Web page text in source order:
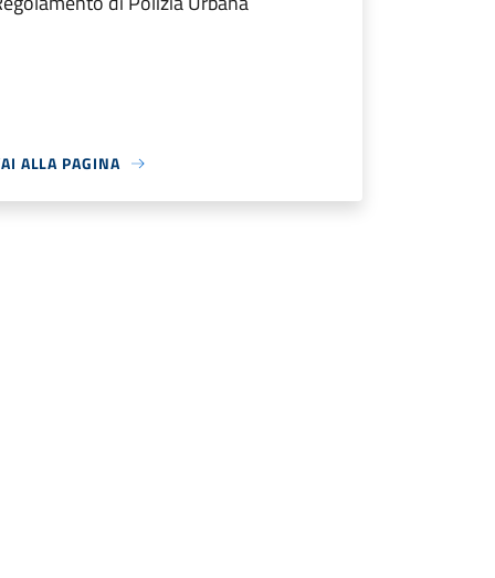
ALLA PAGINA